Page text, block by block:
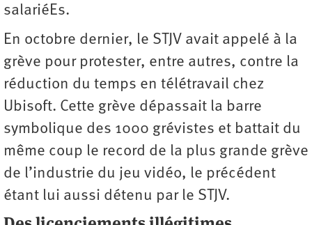
salariéEs.
En octobre dernier, le STJV avait appelé à la
grève pour protester, entre autres, contre la
réduction du temps en télétravail chez
Ubisoft. Cette grève dépassait la barre
symbolique des 1000 grévistes et battait du
même coup le record de la plus grande grève
de l’industrie du jeu vidéo, le précédent
étant lui aussi détenu par le STJV.